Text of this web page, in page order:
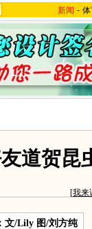
新闻 -
道贺昆
[我来
文/Lily 图/刘方纯